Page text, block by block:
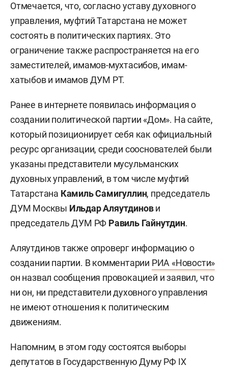
Отмечается, что, согласно уставу духовного
управления, муфтий Татарстана не может
состоять в политических партиях. Это
ограничение также распространяется на его
заместителей, имамов-мухтасибов, имам-
хатыбов и имамов ДУМ РТ.
Ранее в интернете появилась информация о
создании политической партии «Дом». На сайте,
который позиционирует себя как официальный
ресурс организации, среди сооснователей были
указаны представители мусульманских
духовных управлений, в том числе муфтий
Татарстана Камиль Самигуллин, председатель
ДУМ Москвы Ильдар Аляутдинови
председатель ДУМ РФ Равиль Гайнутдин.
Аляутдинов также опроверг информацию о
создании партии. В комментарии РИА «Новости»
он назвал сообщения провокацией и заявил, что
ни он, ни представители духовного управления
не имеют отношения к политическим
движениям.
Напомним, в этом году состоятся выборы
депутатов в Государственную Думу РФ IX